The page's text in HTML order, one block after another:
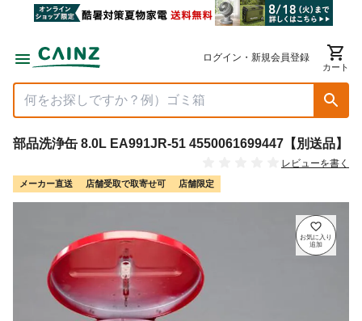
ログイン・新規会員登録
カート
部品洗浄缶 8.0L EA991JR-51 4550061699447【別送品】
レビューを書く
メーカー直送 店舗受取で取寄せ可 店舗限定